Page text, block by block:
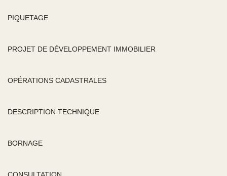
PIQUETAGE
PROJET DE DÉVELOPPEMENT IMMOBILIER
OPÉRATIONS CADASTRALES
DESCRIPTION TECHNIQUE
BORNAGE